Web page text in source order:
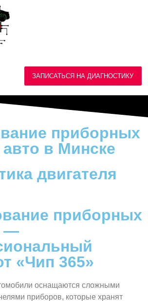
ЗАПИСАТЬСЯ НА ДИАГНОСТИКУ
приборных
в Минске
двигателя
приборных
—
«Чип 365»
оснащаются сложными
приборов, которые хранят